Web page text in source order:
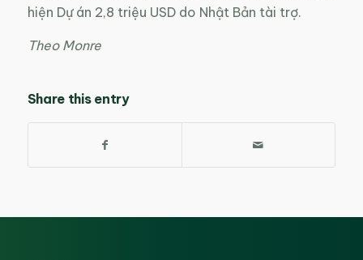
hiện Dự án 2,8 triệu USD do Nhật Bản tài trợ.
Theo Monre
Share this entry